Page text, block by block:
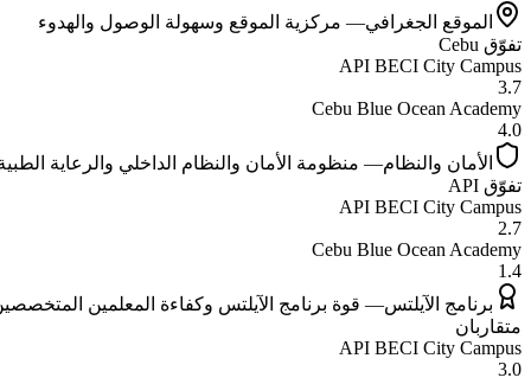
الموقع الجغرافي— مركزية الموقع وسهولة الوصول والهدوء
تفوّق Cebu
API BECI City Campus
3.7
Cebu Blue Ocean Academy
4.0
الأمان والنظام— منظومة الأمان والنظام الداخلي والرعاية
تفوّق API
API BECI City Campus
2.7
Cebu Blue Ocean Academy
1.4
برنامج الآيلتس— قوة برنامج الآيلتس وكفاءة المعلمين
متقاربان
API BECI City Campus
3.0